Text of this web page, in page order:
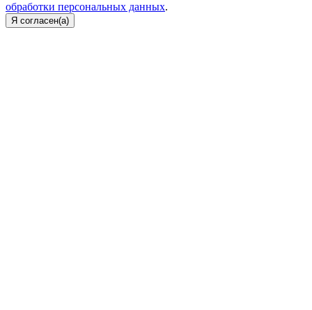
обработки персональных данных.
Я согласен(а)